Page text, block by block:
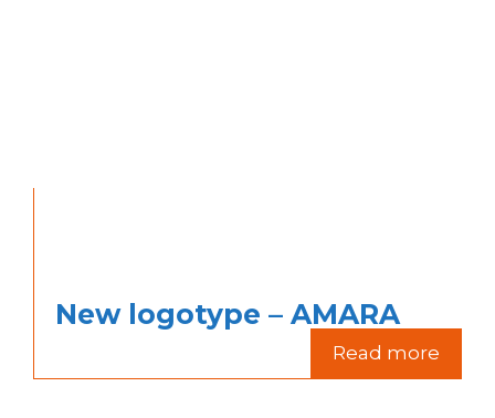
New logotype – AMARA
Read more